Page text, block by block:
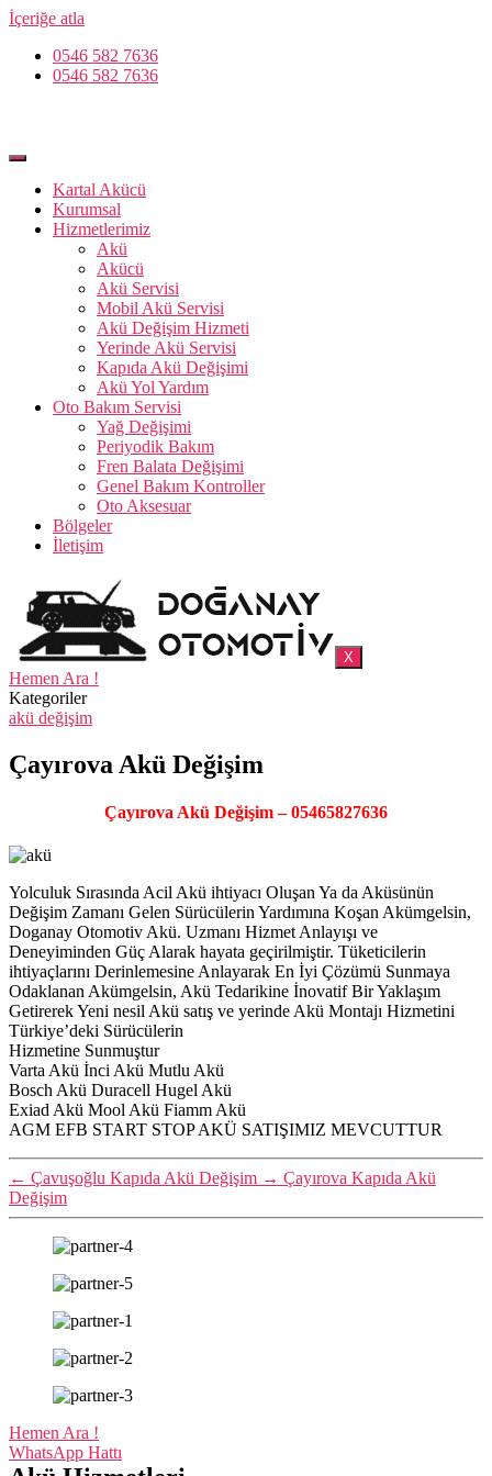
İçeriğe atla
0546 582 7636
0546 582 7636
Kartal Akücü
Kurumsal
Hizmetlerimiz
Akü
Akücü
Akü Servisi
Mobil Akü Servisi
Akü Değişim Hizmeti
Yerinde Akü Servisi
Kapıda Akü Değişimi
Akü Yol Yardım
Oto Bakım Servisi
Yağ Değişimi
Periyodik Bakım
Fren Balata Değişimi
Genel Bakım Kontroller
Oto Aksesuar
Bölgeler
İletişim
X
Hemen Ara !
Kategoriler
akü değişim
Çayırova Akü Değişim
Çayırova Akü Değişim – 05465827636
Yolculuk Sırasında Acil Akü ihtiyacı Oluşan Ya da Aküsünün
Değişim Zamanı Gelen Sürücülerin Yardımına Koşan Akümgelsin,
Doganay Otomotiv Akü. Uzmanı Hizmet Anlayışı ve
Deneyiminden Güç Alarak hayata geçirilmiştir. Tüketicilerin
ihtiyaçlarını Derinlemesine Anlayarak En İyi Çözümü Sunmaya
Odaklanan Akümgelsin, Akü Tedarikine İnovatif Bir Yaklaşım
Getirerek Yeni nesil Akü satış ve yerinde Akü Montajı Hizmetini
Türkiye’deki Sürücülerin
Hizmetine Sunmuştur
Varta Akü İnci Akü Mutlu Akü
Bosch Akü Duracell Hugel Akü
Exiad Akü Mool Akü Fiamm Akü
AGM EFB START STOP AKÜ SATIŞIMIZ MEVCUTTUR
← Çavuşoğlu Kapıda Akü Değişim → Çayırova Kapıda Akü
Değişim
Hemen Ara !
WhatsApp Hattı